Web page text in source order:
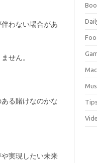
わない場合があ
せん。
る賭けなのかな
実現したい未来
Mac
Tips